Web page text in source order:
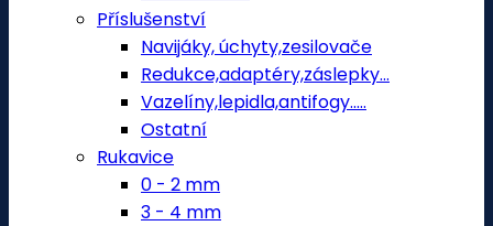
Příslušenství
Navijáky, úchyty,zesilovače
Redukce,adaptéry,záslepky...
Vazelíny,lepidla,antifogy.....
Ostatní
Rukavice
0 - 2 mm
3 - 4 mm